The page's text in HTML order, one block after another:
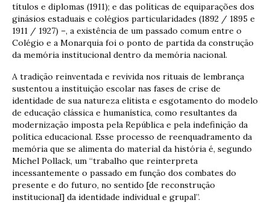
títulos e diplomas (1911); e das políticas de equiparações dos
ginásios estaduais e colégios particularidades (1892 / 1895 e
1911 / 1927) –, a existência de um passado comum entre o
Colégio e a Monarquia foi o ponto de partida da construção
da memória institucional dentro da memória nacional.
A tradição reinventada e revivida nos rituais de lembrança
sustentou a instituição escolar nas fases de crise de
identidade de sua natureza elitista e esgotamento do modelo
de educação clássica e humanística, como resultantes da
modernização imposta pela República e pela indefinição da
política educacional. Esse processo de reenquadramento da
memória que se alimenta do material da história é, segundo
Michel Pollack, um “trabalho que reinterpreta
incessantemente o passado em função dos combates do
presente e do futuro, no sentido [de reconstrução
institucional] da identidade individual e grupal”.